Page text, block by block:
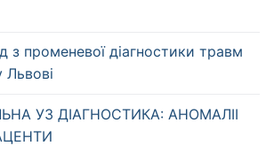
з променевої діагностики травм
Львові
УЗ ДІАГНОСТИКА: АНОМАЛІІ